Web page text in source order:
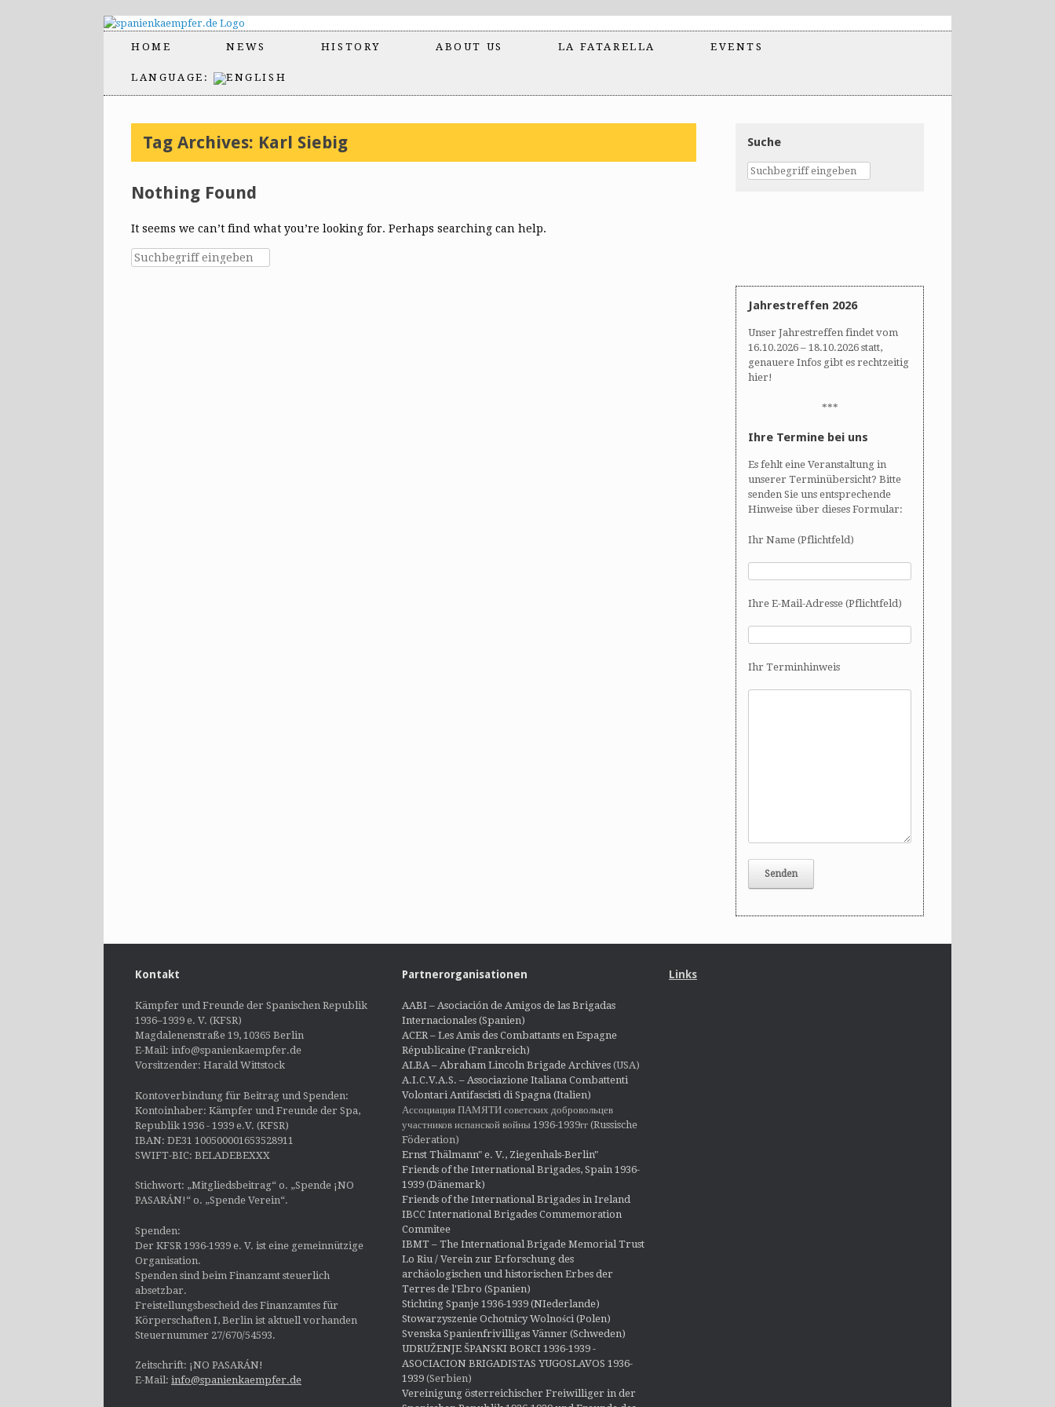
HOME NEWS HISTORY ABOUT US LA FATARELLA EVENTS
LANGUAGE:
Tag Archives: Karl Siebig
Nothing Found
It seems we can’t find what you’re looking for. Perhaps searching can help.
Suche
Jahrestreffen 2026
Unser Jahrestreffen findet vom
16.10.2026 – 18.10.2026 statt,
genauere Infos gibt es rechtzeitig
hier!
***
Ihre Termine bei uns
Es fehlt eine Veranstaltung in
unserer Terminübersicht? Bitte
senden Sie uns entsprechende
Hinweise über dieses Formular:
Ihr Name (Pflichtfeld)
Ihre E-Mail-Adresse (Pflichtfeld)
Ihr Terminhinweis
Kontakt
Kämpfer und Freunde der Spanischen Republik
1936–1939 e. V. (KFSR)
Magdalenenstraße 19, 10365 Berlin
E-Mail: info@spanienkaempfer.de
Vorsitzender: Harald Wittstock
Kontoverbindung für Beitrag und Spenden:
Kontoinhaber: Kämpfer und Freunde der Spa,
Republik 1936 - 1939 e.V. (KFSR)
IBAN: DE31 100500001653528911
SWIFT-BIC: BELADEBEXXX
Stichwort: „Mitgliedsbeitrag“ o. „Spende ¡NO
PASARÁN!“ o. „Spende Verein“.
Spenden:
Der KFSR 1936-1939 e. V. ist eine gemeinnützige
Organisation.
Spenden sind beim Finanzamt steuerlich
absetzbar.
Freistellungsbescheid des Finanzamtes für
Körperschaften I, Berlin ist aktuell vorhanden
Steuernummer 27/670/54593.
Zeitschrift: ¡NO PASARÁN!
E-Mail: info@spanienkaempfer.de
Partnerorganisationen
AABI – Asociación de Amigos de las Brigadas
Internacionales (Spanien)
ACER – Les Amis des Combattants en Espagne
Républicaine (Frankreich)
ALBA – Abraham Lincoln Brigade Archives(USA)
A.I.C.V.A.S. – Associazione Italiana Combattenti
Volontari Antifascisti di Spagna (Italien)
Ассоциация ПАМЯТИ советских добровольцев
участников испанской войны 1936-1939гг (Russische
Föderation)
Ernst Thälmann" e. V., Ziegenhals-Berlin"
Friends of the International Brigades, Spain 1936-
1939 (Dänemark)
Friends of the International Brigades in Ireland
IBCC International Brigades Commemoration
Commitee
IBMT – The International Brigade Memorial Trust
Lo Riu / Verein zur Erforschung des
archäologischen und historischen Erbes der
Terres de l'Ebro (Spanien)
Stichting Spanje 1936-1939 (NIederlande)
Stowarzyszenie Ochotnicy Wolności (Polen)
Svenska Spanienfrivilligas Vänner (Schweden)
UDRUŽENJE ŠPANSKI BORCI 1936-1939 -
ASOCIACION BRIGADISTAS YUGOSLAVOS 1936-
1939(Serbien)
Vereinigung österreichischer Freiwilliger in der
Links